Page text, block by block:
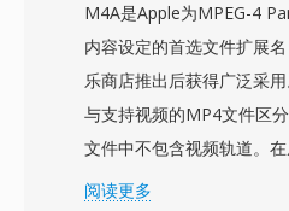
为原生工作格式使用。该
高32位的位深度，可满足
辨率工作流需求。对于优
储效率的用户，AIFF在录
赖的选择。
M4A是Apple为MPEG-4
内容设定的首选文件扩展
乐商店推出后获得广泛采
与支持视频的MP4文件区
文件中不包含视频轨道。
封装AAC-LC（Advanced
阅读更多